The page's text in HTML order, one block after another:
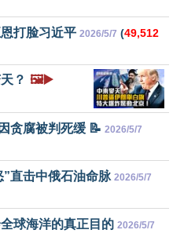
打脸习近平 2026/5/7 (49,512
？ 🖼️▶️
贪腐被判死缓 📝 2026/5/7
直击中俄石油命脉 2026/5/7
球海洋的真正目的 2026/5/7